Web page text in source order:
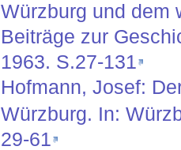
Würzburg und dem
Beiträge zur
1963. S.27-131
Hofmann, Josef:
Würzburg. In:
29-61